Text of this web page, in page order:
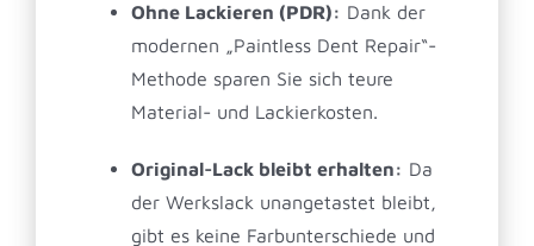
Ohne Lackieren (PDR): Dank der
modernen „Paintless Dent Repair“-
Methode sparen Sie sich teure
Material- und Lackierkosten.
Original-Lack bleibt erhalten: Da
der Werkslack unangetastet bleibt,
gibt es keine Farbunterschiede und